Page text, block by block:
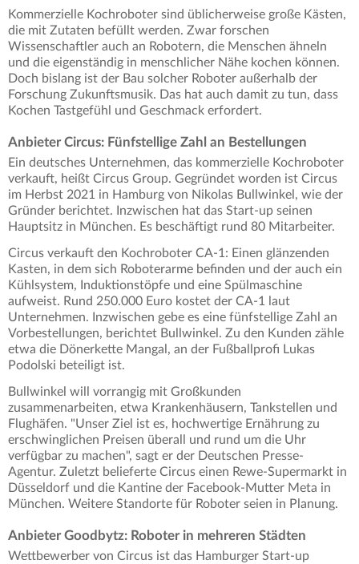
Kommerzielle Kochroboter sind üblicherweise große Kästen,
die mit Zutaten befüllt werden. Zwar forschen
Wissenschaftler auch an Robotern, die Menschen ähneln
und die eigenständig in menschlicher Nähe kochen können.
Doch bislang ist der Bau solcher Roboter außerhalb der
Forschung Zukunftsmusik. Das hat auch damit zu tun, dass
Kochen Tastgefühl und Geschmack erfordert.
Anbieter Circus: Fünfstellige Zahl an Bestellungen
Ein deutsches Unternehmen, das kommerzielle Kochroboter
verkauft, heißt Circus Group. Gegründet worden ist Circus
im Herbst 2021 in Hamburg von Nikolas Bullwinkel, wie der
Gründer berichtet. Inzwischen hat das Start-up seinen
Hauptsitz in München. Es beschäftigt rund 80 Mitarbeiter.
Circus verkauft den Kochroboter CA-1: Einen glänzenden
Kasten, in dem sich Roboterarme befinden und der auch ein
Kühlsystem, Induktionstöpfe und eine Spülmaschine
aufweist. Rund 250.000 Euro kostet der CA-1 laut
Unternehmen. Inzwischen gebe es eine fünfstellige Zahl an
Vorbestellungen, berichtet Bullwinkel. Zu den Kunden zähle
etwa die Dönerkette Mangal, an der Fußballprofi Lukas
Podolski beteiligt ist.
Bullwinkel will vorrangig mit Großkunden
zusammenarbeiten, etwa Krankenhäusern, Tankstellen und
Flughäfen. "Unser Ziel ist es, hochwertige Ernährung zu
erschwinglichen Preisen überall und rund um die Uhr
verfügbar zu machen", sagt er der Deutschen Presse-
Agentur. Zuletzt belieferte Circus einen Rewe-Supermarkt in
Düsseldorf und die Kantine der Facebook-Mutter Meta in
München. Weitere Standorte für Roboter seien in Planung.
Anbieter Goodbytz: Roboter in mehreren Städten
Wettbewerber von Circus ist das Hamburger Start-up